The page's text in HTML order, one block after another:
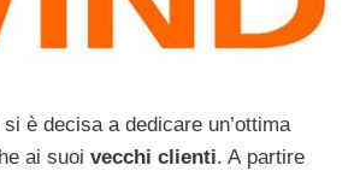
si è decisa a dedicare un’ottima
ai suoi vecchi clienti. A partire